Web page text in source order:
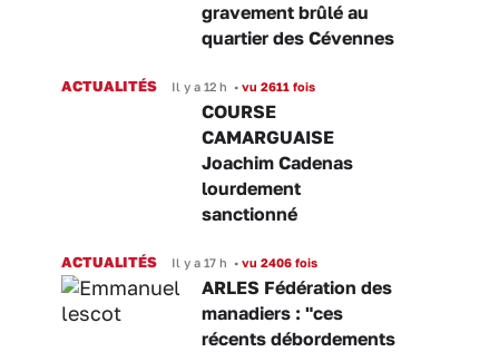
gravement brûlé au
quartier des Cévennes
ACTUALITÉS Il y a 12 h • vu 2611 fois
COURSE
CAMARGUAISE
Joachim Cadenas
lourdement
sanctionné
ACTUALITÉS Il y a 17 h • vu 2406 fois
ARLES Fédération des
manadiers : "ces
récents débordements